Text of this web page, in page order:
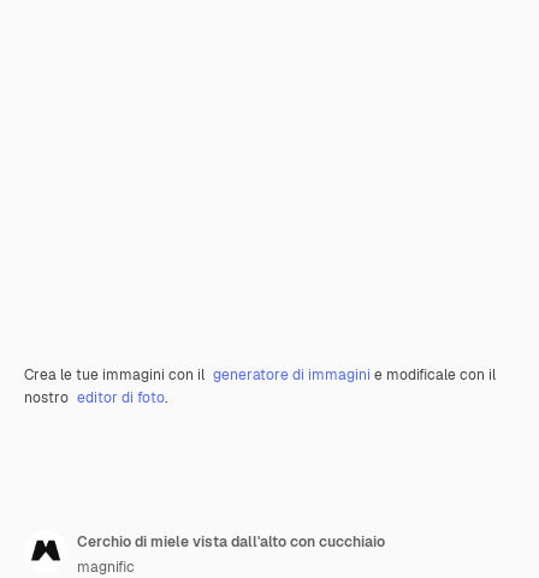
Crea le tue immagini con il generatore di immagini e modificale con il
nostro editor di foto.
Cerchio di miele vista dall'alto con cucchiaio
magnific